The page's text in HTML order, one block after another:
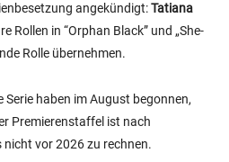
angekündigt:Tatiana
Rollen in “Orphan Black” und „She-
Rolle übernehmen.
Serie haben im August begonnen,
Premierenstaffel ist nach
vor 2026 zu rechnen.